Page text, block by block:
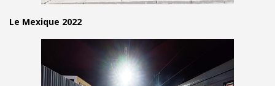
Le Mexique 2022